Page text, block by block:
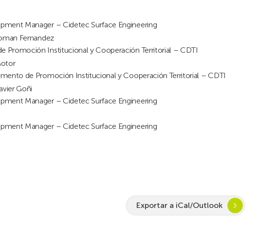
Manager – Cidetec Surface Engineering
Fernandez
Promoción Institucional y Cooperación Territorial – CDTI
de Promoción Institucional y Cooperación Territorial – CDTI
Goñi
Manager – Cidetec Surface Engineering
Manager – Cidetec Surface Engineering
Exportar a iCal/Outlook